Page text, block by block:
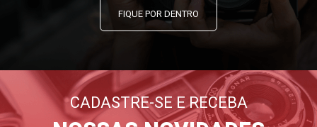
Computador ou SmartPhone com o aplicativo Rode Central
Rode Wireless PRO
oferece controle total
Suporte a Timecode para Sincronização Rápida e Fácil de
Áudio e Vídeo
FIQUE POR DENTRO
CADASTRE-SE E RECEBA